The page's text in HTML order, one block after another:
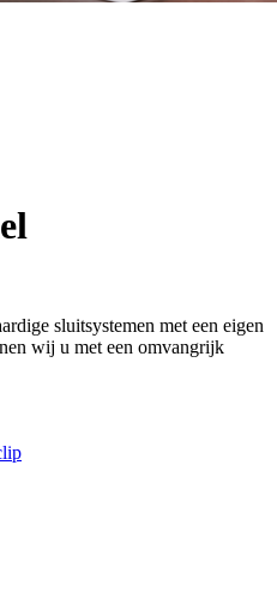
sluitsystemen met een eigen
wij u met een omvangrijk